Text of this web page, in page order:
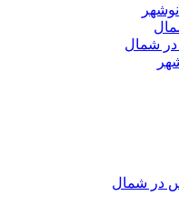
در شمال
در شمال